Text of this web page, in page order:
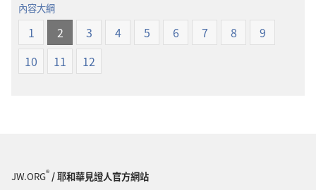
新
譯
內容大綱
1 2 3 4 5 6 7 8
9
10
11 12
JW.ORG®/ 耶和華見證人官方網站